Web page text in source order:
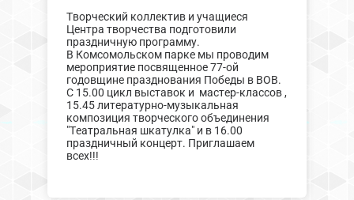
Творческий коллектив и учащиеся
Центра творчества подготовили
праздничную программу.
В Комсомольском парке мы проводим
мероприятие посвященное 77-ой
годовщине празднования Победы в ВОВ.
С 15.00 цикл выставок и мастер-классов ,
15.45 литературно-музыкальная
композиция творческого объединения
"Театральная шкатулка" и в 16.00
праздничный концерт. Приглашаем
всех!!!